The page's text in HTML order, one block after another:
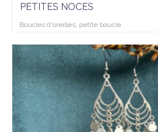
PETITES NOCES
Boucles d'oreilles, petite boucle
Ajo
uter
à la